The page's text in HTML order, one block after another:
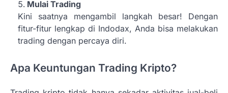
Mulai Trading
Kini saatnya mengambil langkah besar! Dengan
fitur-fitur lengkap di Indodax, Anda bisa melakukan
trading dengan percaya diri.
Apa Keuntungan Trading Kripto?